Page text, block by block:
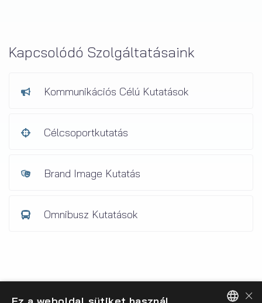
Kapcsolódó Szolgáltatásaink
Kommunikációs Célú Kutatások
Célcsoportkutatás
Brand Image Kutatás
Omnibusz Kutatások
×